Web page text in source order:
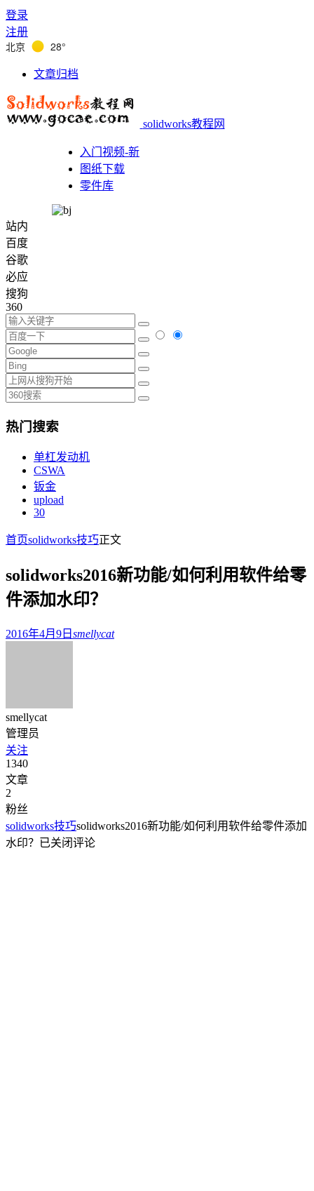
登录
注册
北京 28°
文章归档
solidworks教程网
入门视频-新
图纸下载
零件库
站内
百度
谷歌
必应
搜狗
360
热门搜索
单杠发动机
CSWA
钣金
upload
30
首页solidworks技巧正文
solidworks2016新功能/如何利用软件给零
件添加水印？
2016年4月9日 smellycat
smellycat
管理员
关注
1340
文章
2
粉丝
solidworks技巧solidworks2016新功能/如何利用软件给零件添加
水印？ 已关闭评论